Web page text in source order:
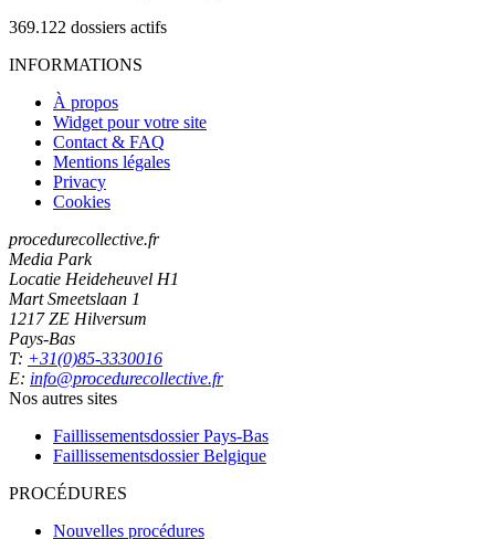
369.122 dossiers actifs
INFORMATIONS
À propos
Widget pour votre site
Contact & FAQ
Mentions légales
Privacy
Cookies
procedurecollective.fr
Media Park
Locatie Heideheuvel H1
Mart Smeetslaan 1
1217 ZE Hilversum
Pays-Bas
T: +31(0)85-3330016
E: info@procedurecollective.fr
Nos autres sites
Faillissementsdossier Pays-Bas
Faillissementsdossier Belgique
PROCÉDURES
Nouvelles procédures